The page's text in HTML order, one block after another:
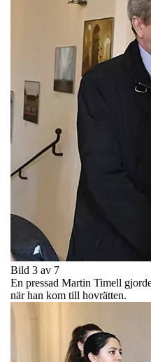
Bild 3 av 7
En pressad Martin Timell
när han kom till hovrätten.